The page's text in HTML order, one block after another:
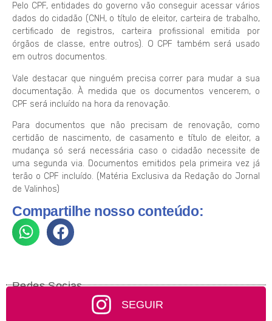
Pelo CPF, entidades do governo vão conseguir acessar vários
dados do cidadão (CNH, o título de eleitor, carteira de trabalho,
certificado de registros, carteira profissional emitida por
órgãos de classe, entre outros). O CPF também será usado
em outros documentos.
Vale destacar que ninguém precisa correr para mudar a sua
documentação. À medida que os documentos vencerem, o
CPF será incluído na hora da renovação.
Para documentos que não precisam de renovação, como
certidão de nascimento, de casamento e título de eleitor, a
mudança só será necessária caso o cidadão necessite de
uma segunda via. Documentos emitidos pela primeira vez já
terão o CPF incluído. (Matéria Exclusiva da Redação do Jornal
de Valinhos)
Compartilhe nosso conteúdo:
Redes Socias
SEGUIR